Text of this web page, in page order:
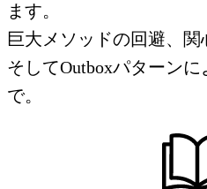
ます。
巨大メソッドの回避、関
そしてOutboxパターン
で。